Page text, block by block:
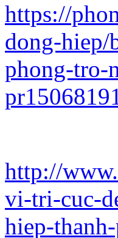
https://
dong-hiep/
phong-tro-
http://
vi-tri-cuc-
hiep-